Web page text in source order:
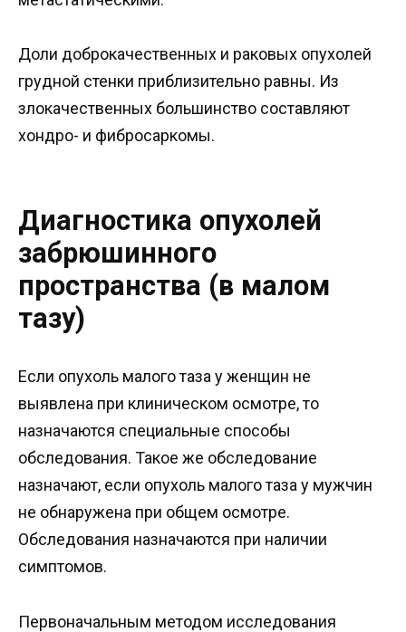
Доли доброкачественных и раковых опухолей
грудной стенки приблизительно равны. Из
злокачественных большинство составляют
хондро- и фибросаркомы.
Диагностика опухолей
забрюшинного
пространства (в малом
тазу)
Если опухоль малого таза у женщин не
выявлена при клиническом осмотре, то
назначаются специальные способы
обследования. Такое же обследование
назначают, если опухоль малого таза у мужчин
не обнаружена при общем осмотре.
Обследования назначаются при наличии
симптомов.
Первоначальным методом исследования